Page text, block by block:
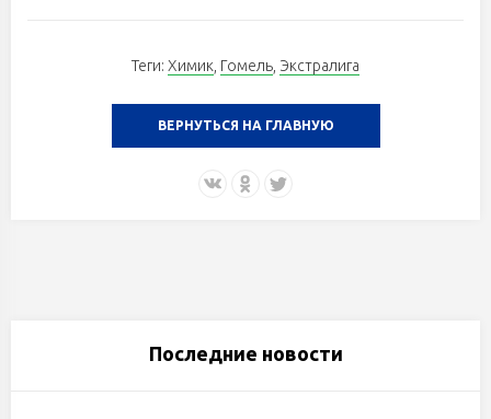
Теги: Химик Гомель Экстралига
ВЕРНУТЬСЯ НА ГЛАВНУЮ
Последние новости